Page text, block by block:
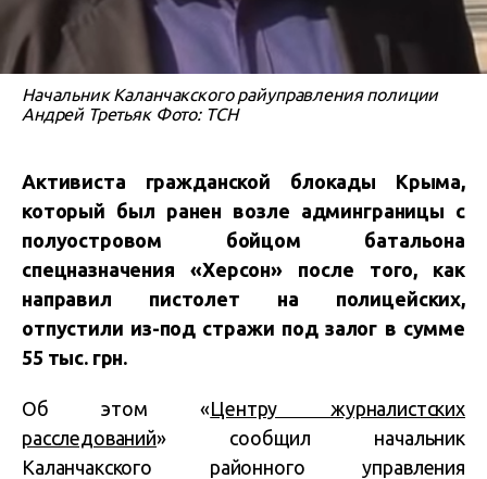
Начальник Каланчакского райуправления полиции
Андрей Третьяк Фото: ТСН
Активиста гражданской блокады Крыма,
который был ранен возле админграницы с
полуостровом бойцом батальона
спецназначения «Херсон» после того, как
направил пистолет на полицейских,
отпустили из-под стражи под залог в сумме
55 тыс. грн.
Об этом «Центру журналистских
расследований» сообщил начальник
Каланчакского районного управления